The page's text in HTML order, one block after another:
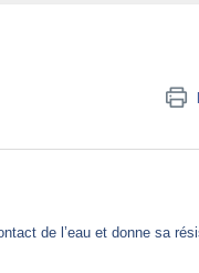
de l’eau et donne sa